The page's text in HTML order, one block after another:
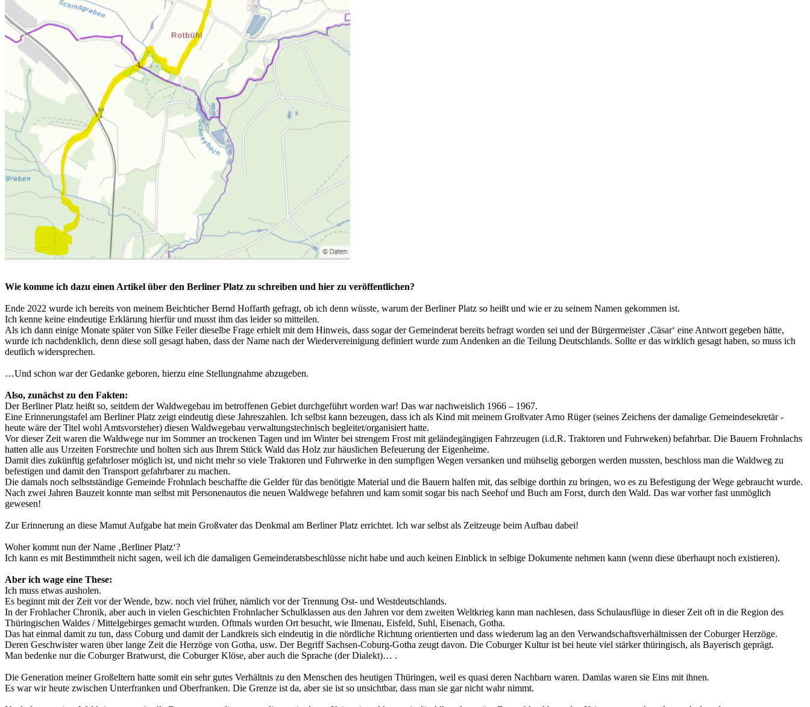
Wie komme ich dazu einen Artikel über den Berliner Platz zu schreiben und hier zu veröffentlichen?
Ende 2022 wurde ich bereits von meinem BeichticherBernd Hoffarth gefragt, ob ich denn wüsste, warum der Berliner Platz so heißt und wie er zu seinem Namen gekommen ist.
Ich kenne keine eindeutige Erklärung hierfür und musst ihm das leider so mitteilen.
Als ich dann einige Monate später von Silke Feiler dieselbe Frage erhielt mit dem Hinweis, dass sogar der Gemeinderat bereits befragt worden sei und der Bürgermeister ‚Cäsar‘ eine Antwort gegeben hätte,
wurde ich nachdenklich, denn diese soll gesagt haben, dass der Name nach der Wiedervereinigung definiert wurde zum Andenken an die Teilung Deutschlands. Sollte er das wirklich gesagt haben, so muss ich
deutlich widersprechen.
…Und schon war der Gedanke geboren, hierzu eine Stellungnahme abzugeben.
Also, zunächst zu den Fakten:
Der Berliner Platz heißt so, seitdem der Waldwegebau im betroffenen Gebiet durchgeführt worden war! Das war nachweislich 1966 – 1967.
Eine Erinnerungstafel am Berliner Platz zeigt eindeutig diese Jahreszahlen. Ich selbst kann bezeugen, dass ich als Kind mit meinem Großvater Arno Rüger (seines Zeichens der damalige Gemeindesekretär -
heute wäre der Titel wohl Amtsvorsteher) diesen Waldwegebau verwaltungstechnisch begleitet/organisiert hatte.
Vor dieser Zeit waren die Waldwege nur im Sommer an trockenen Tagen und im Winter bei strengem Frost mit geländegängigen Fahrzeugen (i.d.R. Traktoren und Fuhrweken) befahrbar. Die Bauern Frohnlachs
hatten alle aus Urzeiten Forstrechte und holten sich aus Ihrem Stück Wald das Holz zur häuslichen Befeuerung der Eigenheime.
Damit dies zukünftig gefahrloser möglich ist, und nicht mehr so viele Traktoren und Fuhrwerke in den sumpfigen Wegen versanken und mühselig geborgen werden mussten, beschloss man die Waldweg zu
befestigen und damit den Transport gefahrbarer zu machen.
Die damals noch selbstständige Gemeinde Frohnlach beschaffte die Gelder für das benötigte Material und die Bauern halfen mit, das selbige dorthin zu bringen, wo es zu Befestigung der Wege gebraucht wurde.
Nach zwei Jahren Bauzeit konnte man selbst mit Personenautos die neuen Waldwege befahren und kam somit sogar bis nach Seehof und Buch am Forst, durch den Wald. Das war vorher fast unmöglich
gewesen!
Zur Erinnerung an diese Mamut Aufgabe hat mein Großvater das Denkmal am Berliner Platz errichtet. Ich war selbst als Zeitzeuge beim Aufbau dabei!
Woher kommt nun der Name ‚Berliner Platz‘?
Ich kann es mit Bestimmtheit nicht sagen, weil ich die damaligen Gemeinderatsbeschlüsse nicht habe und auch keinen Einblick in selbige Dokumente nehmen kann (wenn diese überhaupt noch existieren).
Aber ich wage eine These:
Ich muss etwas ausholen.
Es beginnt mit der Zeit vor der Wende, bzw. noch viel früher, nämlich vor der Trennung Ost- und Westdeutschlands.
In der Frohlacher Chronik, aber auch in vielen Geschichten FrohnlacherSchulklassen aus den Jahren vor dem zweiten Weltkrieg kann man nachlesen, dass Schulausflüge in dieser Zeit oft in die Region des
Thüringischen Waldes / Mittelgebirges gemacht wurden. Oftmals wurden Ort besucht, wie Ilmenau, Eisfeld, Suhl, Eisenach, Gotha.
Das hat einmal damit zu tun, dass Coburg und damit der Landkreis sich eindeutig in die nördliche Richtung orientierten und dass wiederum lag an den Verwandschaftsverhältnissen der Coburger Herzöge.
Deren Geschwister waren über lange Zeit die Herzöge von Gotha, usw. Der Begriff Sachsen-Coburg-Gotha zeugt davon. Die Coburger Kultur ist bei heute viel stärker thüringisch, als Bayerisch geprägt.
Man bedenke nur die Coburger Bratwurst, die CoburgerKlöse, aber auch die Sprache (derDialekt)… .
Die Generation meiner Großeltern hatte somit ein sehr gutes Verhältnis zu den Menschen des heutigen Thüringen, weil es quasi deren Nachbarn waren. Damlas waren sie Eins mit ihnen.
Es war wir heute zwischen Unterfranken und Oberfranken. Die Grenze ist da, aber sie ist so unsichtbar, dass man sie gar nicht wahr nimmt.